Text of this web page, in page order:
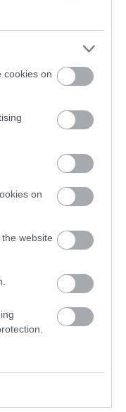
cookies on
on
website
bródy sándor
budai
terrarum
csevej (24
vitéz mihály
dancs szabolcs
dante alighieri
franciska
digitális
képarchívum
lenke
)
istván (20
egressy gábor
istván (70
világháború
erkel ferenc
európai unió
fedák sári (11